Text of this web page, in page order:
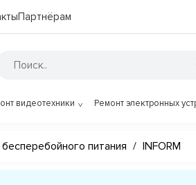
Партнёрам
видеотехники Ремонт электронных
питания / INFORM